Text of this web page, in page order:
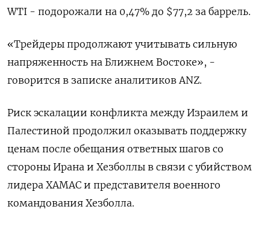
WTI - подорожали на 0,47% до $77,2 за баррель.
«Трейдеры продолжают учитывать сильную
напряженность на Ближнем Востоке», -
говорится в записке аналитиков ANZ.
Риск эскалации конфликта между Израилем и
Палестиной продолжил оказывать поддержку
ценам после обещания ответных шагов со
стороны Ирана и Хезболлы в связи с убийством
лидера ХАМАС и представителя военного
командования Хезболла.